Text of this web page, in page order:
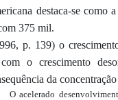
destaca-se como
375 mil.
p. 139) o cresci
o crescimento
da
O acelerado